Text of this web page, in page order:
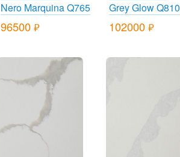
Nero Marquina Q765
96500 руб.
Grey Glow Q810
102000 руб.